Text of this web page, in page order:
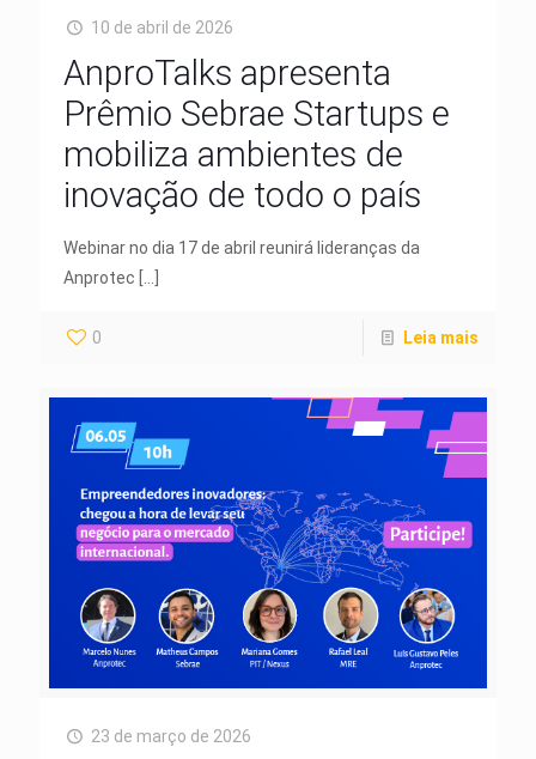
10 de abril de 2026
AnproTalks apresenta
Prêmio Sebrae Startups e
mobiliza ambientes de
inovação de todo o país
Webinar no dia 17 de abril reunirá lideranças da
Anprotec
0 Leia mais
23 de março de 2026